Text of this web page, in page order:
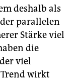
deshalb als
parallelen
Stärke viel
die
viel
Trend wirkt